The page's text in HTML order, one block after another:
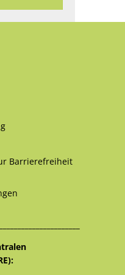
Barrierefreiheit